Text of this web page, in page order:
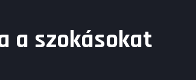
a szokásokat